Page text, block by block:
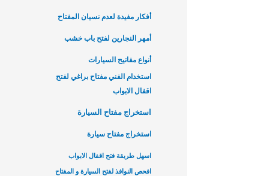
أفكار مفيدة لعدم نسيان المفتاح
أمهر النجارين لفتح باب خشب
أنواع مفاتيح السيارات
استخدام الفني مفتاح براغي لفتح
اقفال الابواب
استخراج مفتاح السيارة
استخراج مفتاح سيارة
اسهل طريقة فتح اقفال الابواب
افحص النوافذ لفتح السيارة و المفتاح